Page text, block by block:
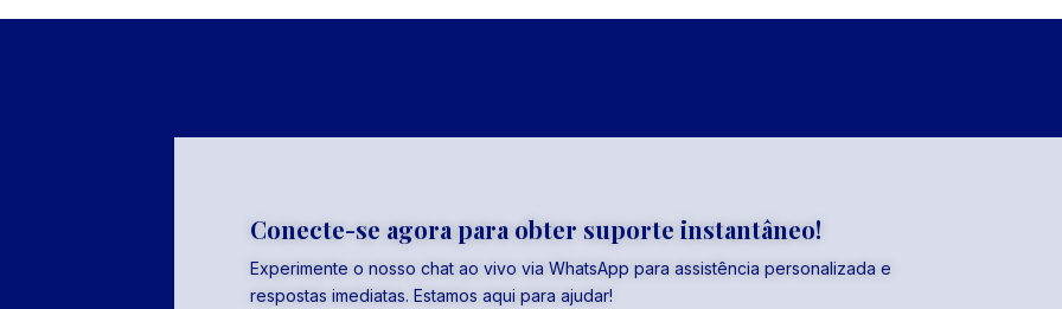
Conecte-se agora para obter suporte instantâneo!
Experimente o nosso chat ao vivo via WhatsApp para assistência personalizada e
respostas imediatas. Estamos aqui para ajudar!